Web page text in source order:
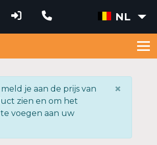
NL
×
je aan de prijs van
zien en om het
voegen aan uw